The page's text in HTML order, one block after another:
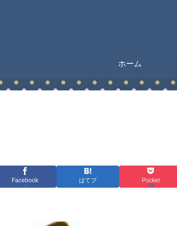
ホーム
Facebook はてブ Pocket